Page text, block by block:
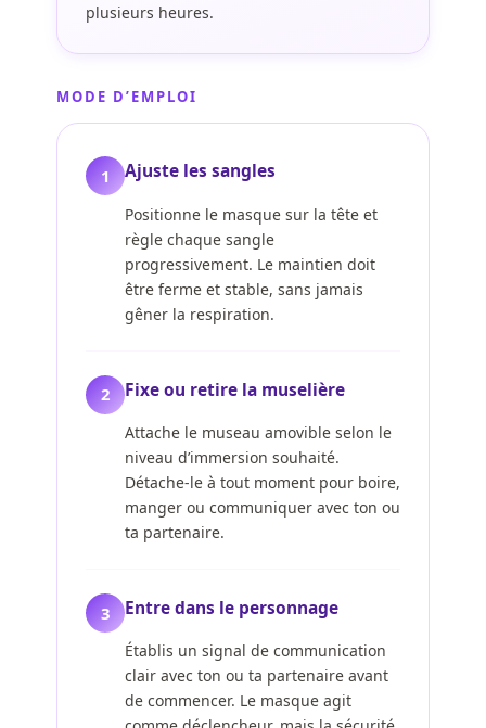
plusieurs heures.
MODE D’EMPLOI
1 Ajuste les sangles
Positionne le masque sur la tête et
règle chaque sangle
progressivement. Le maintien doit
être ferme et stable, sans jamais
gêner la respiration.
2 Fixe ou retire la muselière
Attache le museau amovible selon le
niveau d’immersion souhaité.
Détache-le à tout moment pour boire,
manger ou communiquer avec ton ou
ta partenaire.
3 Entre dans le personnage
Établis un signal de communication
clair avec ton ou ta partenaire avant
de commencer. Le masque agit